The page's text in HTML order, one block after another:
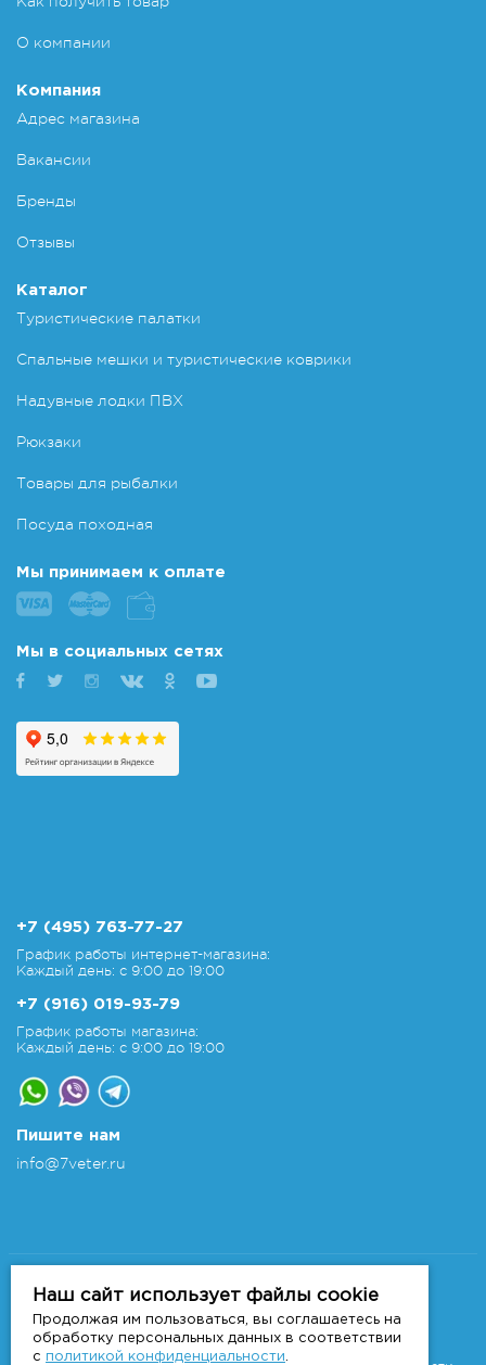
О компании
Компания
Адрес магазина
Вакансии
Бренды
Отзывы
Каталог
Туристические палатки
Спальные мешки и туристические коврики
Надувные лодки ПВХ
Рюкзаки
Товары для рыбалки
Посуда походная
Мы принимаем к оплате
Мы в социальных сетях
+7 (495) 763-77-27
График работы интернет-магазина:
Каждый день: с 9:00 до 19:00
+7 (916) 019-93-79
График работы магазина:
Каждый день: с 9:00 до 19:00
Пишите нам
info@7veter.ru
Интернет-магазин "На Семи Ветрах". Все права
Информация не является публичной офертой, которая
определяется
Наш сайт использует файлы cookie
Продолжая им пользоваться, вы соглашаетесь на
обработку персональных данных в соответствии
с политикой конфиденциальности